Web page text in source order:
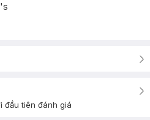
đầu tiên đánh giá